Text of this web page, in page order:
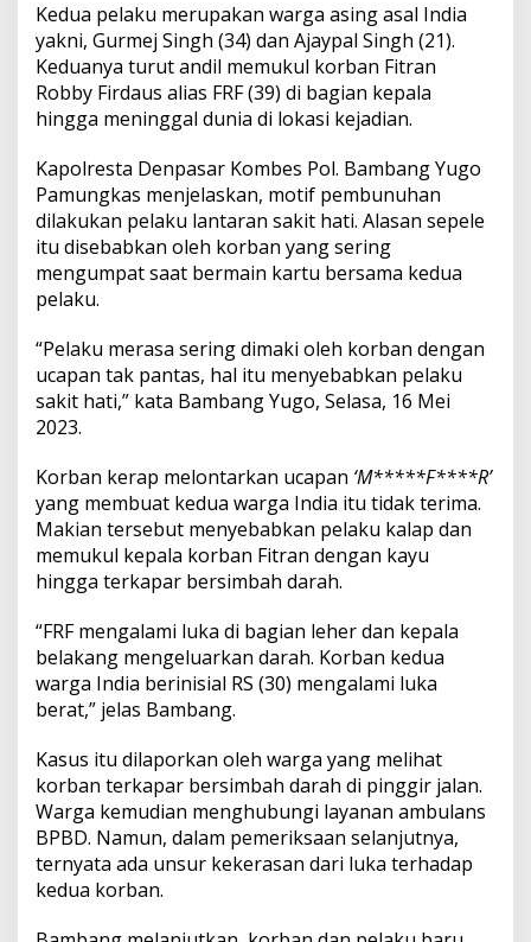
u
n
u
h
P
r
a
d
i
B
a
l
Kedua pelaku merupakan warga asing asal India
yakni, Gurmej Singh (34) dan Ajaypal Singh (21).
Keduanya turut andil memukul korban Fitran
Robby Firdaus alias FRF (39) di bagian kepala
hingga meninggal dunia di lokasi kejadian.
Kapolresta Denpasar Kombes Pol. Bambang Yugo
Pamungkas menjelaskan, motif pembunuhan
dilakukan pelaku lantaran sakit hati. Alasan sepele
itu disebabkan oleh korban yang sering
mengumpat saat bermain kartu bersama kedua
pelaku.
“Pelaku merasa sering dimaki oleh korban dengan
ucapan tak pantas, hal itu menyebabkan pelaku
sakit hati,” kata Bambang Yugo, Selasa, 16 Mei
2023.
Korban kerap melontarkan ucapan ‘M*****F****R’
yang membuat kedua warga India itu tidak terima.
Makian tersebut menyebabkan pelaku kalap dan
memukul kepala korban Fitran dengan kayu
hingga terkapar bersimbah darah.
“FRF mengalami luka di bagian leher dan kepala
belakang mengeluarkan darah. Korban kedua
warga India berinisial RS (30) mengalami luka
berat,” jelas Bambang.
Kasus itu dilaporkan oleh warga yang melihat
korban terkapar bersimbah darah di pinggir jalan.
Warga kemudian menghubungi layanan ambulans
BPBD. Namun, dalam pemeriksaan selanjutnya,
ternyata ada unsur kekerasan dari luka terhadap
kedua korban.